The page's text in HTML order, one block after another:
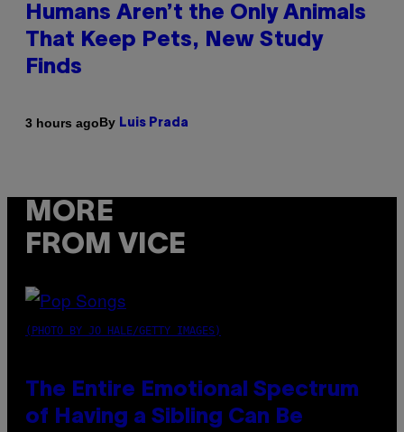
Humans Aren’t the Only Animals
That Keep Pets, New Study
Finds
3 hours agoBy Luis Prada
MORE
FROM VICE
(PHOTO BY JO HALE/GETTY IMAGES)
The Entire Emotional Spectrum
of Having a Sibling Can Be